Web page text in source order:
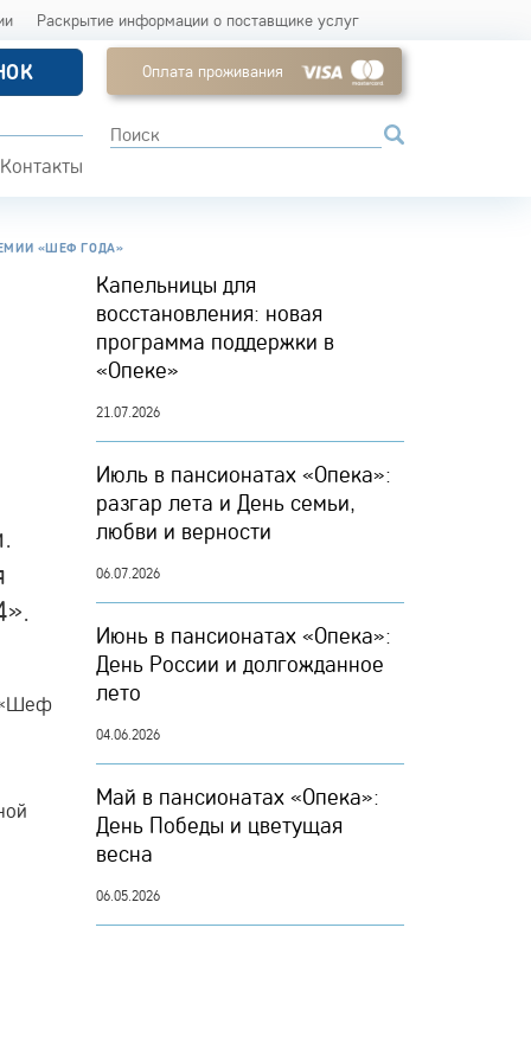
Раскрытие информации о поставщике услуг
Контакты
Оплата проживания
«ШЕФ ГОДА»
«Шеф
Капельницы для
восстановления: новая
программа поддержки в
«Опеке»
21.07.2026
Июль в пансионатах «Опека»:
разгар лета и День семьи,
любви и верности
06.07.2026
Июнь в пансионатах «Опека»:
День России и долгожданное
лето
04.06.2026
Май в пансионатах «Опека»:
День Победы и цветущая
весна
06.05.2026